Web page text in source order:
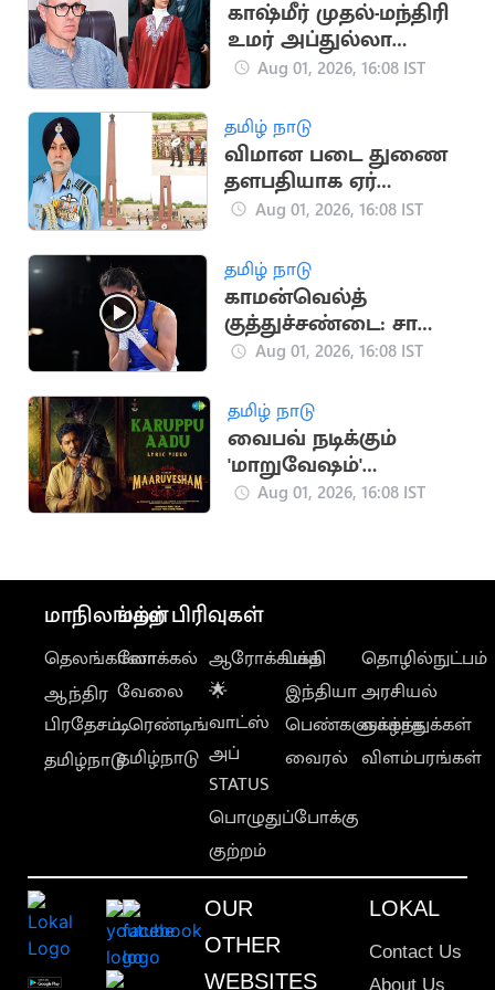
காஷ்மீர் முதல்-மந்திரி
உமர் அப்துல்லா
தம்பதிக்கு விவாகரத்து:
Aug 01, 2026, 16:08 IST
தமிழ் நாடு
விமான படை துணை
தளபதியாக ஏர்
மார்ஷல் தேஜ்பால் சிங்
Aug 01, 2026, 16:08 IST
தமிழ் நாடு
காமன்வெல்த்
குத்துச்சண்டை: சாக்ஷி
சவுத்ரி தங்கம் வென்று
Aug 01, 2026, 16:08 IST
தமிழ் நாடு
வைபவ் நடிக்கும்
'மாறுவேஷம்'
திரைப்படத்தின் 'கருப்பு
Aug 01, 2026, 16:08 IST
மாநிலங்கள்
தெலங்கானா
ஆந்திர
பிரதேசம்
தமிழ்நாடு
மற்ற பிரிவுகள்
லோக்கல்
வேலை
டிரெண்டிங்
தமிழ்நாடு
ஆரோக்கியம்
🌟
வாட்ஸ்
அப்
STATUS
பொழுதுப்போக்கு
குற்றம்
பக்தி
இந்தியா
பெண்களுக்காக
வைரல்
தொழில்நுட்பம்
அரசியல்
வாழ்த்துக்கள்
விளம்பரங்கள்
OUR
OTHER
WEBSITES
LOKAL
Contact Us
About Us